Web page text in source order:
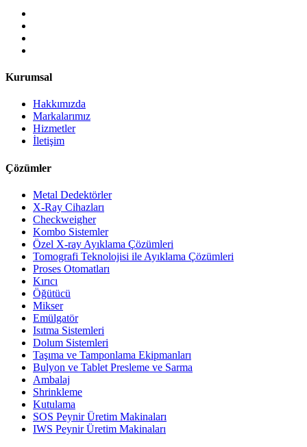
Kurumsal
Hakkımızda
Markalarımız
Hizmetler
İletişim
Çözümler
Metal Dedektörler
X-Ray Cihazları
Checkweigher
Kombo Sistemler
Özel X-ray Ayıklama Çözümleri
Tomografi Teknolojisi ile Ayıklama Çözümleri
Proses Otomatları
Kırıcı
Öğütücü
Mikser
Emülgatör
Isıtma Sistemleri
Dolum Sistemleri
Taşıma ve Tamponlama Ekipmanları
Bulyon ve Tablet Presleme ve Sarma
Ambalaj
Shrinkleme
Kutulama
SOS Peynir Üretim Makinaları
IWS Peynir Üretim Makinaları